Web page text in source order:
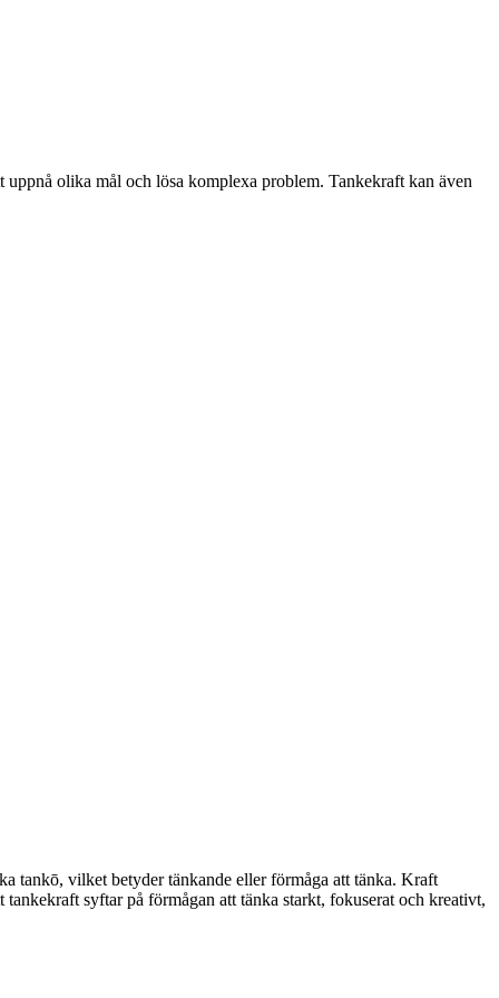
olika mål och lösa komplexa problem. Tankekraft kan även
tankō, vilket betyder tänkande eller förmåga att tänka. Kraft
syftar på förmågan att tänka starkt, fokuserat och kreativt,